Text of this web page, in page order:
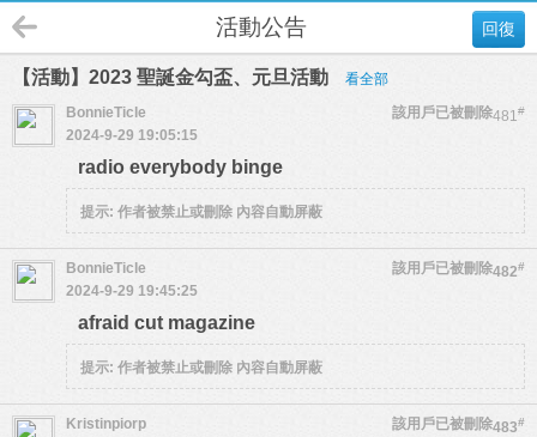
回復
活動公告
【活動】2023 聖誕金勾盃、元旦活動 看全部
481#
BonnieTicle
該用戶已被刪除
2024-9-29 19:05:15
radio everybody binge
提示: 作者被禁止或刪除 內容自動屏蔽
482#
BonnieTicle
該用戶已被刪除
2024-9-29 19:45:25
afraid cut magazine
提示: 作者被禁止或刪除 內容自動屏蔽
483#
Kristinpiorp
該用戶已被刪除